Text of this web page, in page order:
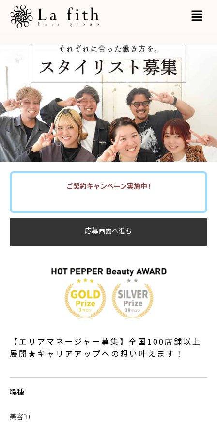
内
容
ス
キ
ッ
プ
MAIN
ご契約キャンペーン実施中 !
応募画面へ進む
【エリアマネージャー募集】全国100店舗以上
展開★キャリアアップへの想い叶えます！
職種
美容師